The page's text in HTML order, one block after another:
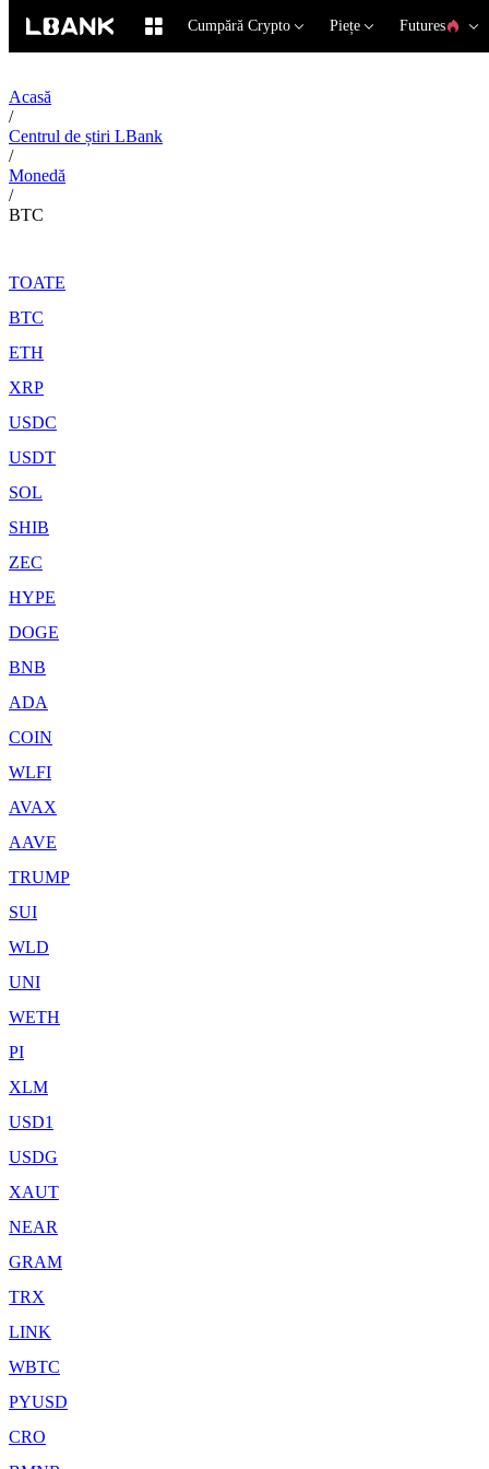
Cumpără Crypto Piețe Futures
Acasă
/
Centrul de știri LBank
/
Monedă
/
BTC
TOATE
BTC
ETH
XRP
USDC
USDT
SOL
SHIB
ZEC
HYPE
DOGE
BNB
ADA
COIN
WLFI
AVAX
AAVE
TRUMP
SUI
WLD
UNI
WETH
PI
XLM
USD1
USDG
XAUT
NEAR
GRAM
TRX
LINK
WBTC
PYUSD
CRO